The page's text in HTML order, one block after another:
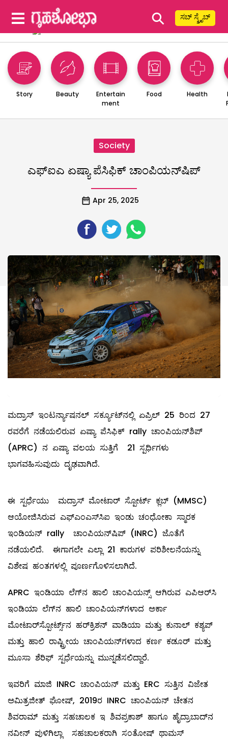
⚲ ಸಬ್ ಸ್ಕ್ರೈಬ್
Story Beauty
Entertain
ment
Food Health
Society
ಎಫ್‌ಐಎ ಏಷ್ಯಾ ಪೆಸಿಫಿಕ್ ಚಾಂಪಿಯನ್‌ಷಿಪ್
Apr 25, 2025
ಮದ್ರಾಸ್ ಇಂಟರ್ನ್ಯಾಷನಲ್ ಸರ್ಕ್ಯೂಟ್‌ನಲ್ಲಿ ಏಪ್ರಿಲ್ 25 ರಿಂದ 27
ರವರೆಗೆ ನಡೆಯಲಿರುವ ಏಷ್ಯಾ ಪೆಸಿಫಿಕ್ rally ಚಾಂಪಿಯನ್‌ಶಿಪ್
(APRC) ನ ಏಷ್ಯಾ ವಲಯ ಸುತ್ತಿಗೆ 21 ಸ್ಪರ್ಧಿಗಳು
ಭಾಗವಹಿಸುವುದು ದೃಢವಾಗಿದೆ.
ಈ ಸ್ಪರ್ಧೆಯು ಮದ್ರಾಸ್ ಮೋಟಾರ್ ಸ್ಪೋರ್ಟ್‌ ಕ್ಲಬ್ (MMSC)
ಆಯೋಜಿಸಿರುವ ಎಫ್‌ಎಂಎಸ್‌ಸಿಐ ಇಂಡು ಚಂಧೋಕಾ ಸ್ಮಾರಕ
ಇಂಡಿಯನ್ rally ಚಾಂಪಿಯನ್‌ಷಿಪ್ (INRC) ಜೊತೆಗೆ
ನಡೆಯಲಿದೆ. ಈಗಾಗಲೇ ಎಲ್ಲಾ 21 ಕಾರುಗಳ ಪರಿಶೀಲನೆಯನ್ನು
ವಿಶೇಷ ಹಂತಗಳಲ್ಲಿ ಪೂರ್ಣಗೊಳಿಸಲಾಗಿದೆ.
APRC ಇಂಡಿಯಾ ಲೆಗ್‌ನ ಹಾಲಿ ಚಾಂಪಿಯನ್ಸ್‌ ಆಗಿರುವ ಎಪಿಆರ್‌ಸಿ
ಇಂಡಿಯಾ ಲೆಗ್‌ನ ಹಾಲಿ ಚಾಂಪಿಯನ್‌ಗಳಾದ ಅರ್ಕಾ
ಮೋಟಾರ್‌ಸ್ಪೋರ್ಟ್ಸ್‌ನ ಹರ್‌ಕ್ರಿಶನ್ ವಾಡಿಯಾ ಮತ್ತು ಕುನಾಲ್ ಕಶ್ಯಪ್
ಮತ್ತು ಹಾಲಿ ರಾಷ್ಟ್ರೀಯ ಚಾಂಪಿಯನ್‌ಗಳಾದ ಕರ್ಣ ಕಡೂರ್ ಮತ್ತು
ಮೂಸಾ ಶೆರಿಫ್ ಸ್ಪರ್ಧೆಯನ್ನು ಮುನ್ನಡೆಸಲಿದ್ದಾರೆ.
ಇವರಿಗೆ ಮಾಜಿ INRC ಚಾಂಪಿಯನ್ ಮತ್ತು ERC ಸುತ್ತಿನ ವಿಜೇತ
ಅಮಿತ್ರಜೀತ್ ಘೋಷ್, 2019ರ INRC ಚಾಂಪಿಯನ್ ಚೇತನ
ಶಿವರಾಮ್ ಮತ್ತು ಸಹಚಾಲಕ ಇ ಶಿವಪ್ರಕಾಶ್ ಹಾಗೂ ಹೈದ್ರಾಬಾದ್‌ನ
ನವೀನ್ ಪುಳಿಗಿಲ್ಲಾ ಸಹಚಾಲಕರಾಗಿ ಸಂತೋಷ್ ಥಾಮಸ್